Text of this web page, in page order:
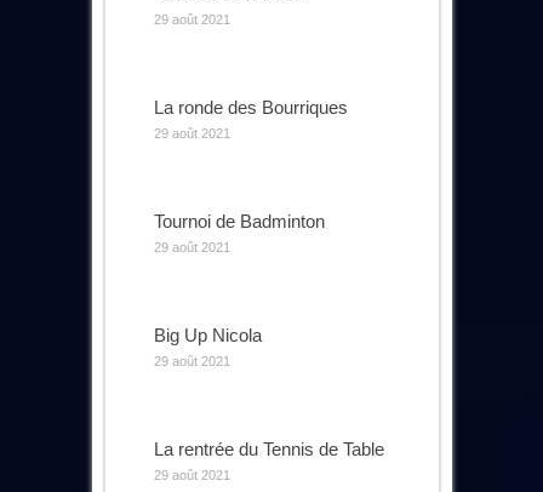
29 août 2021
La ronde des Bourriques
29 août 2021
Tournoi de Badminton
29 août 2021
Big Up Nicola
29 août 2021
La rentrée du Tennis de Table
29 août 2021